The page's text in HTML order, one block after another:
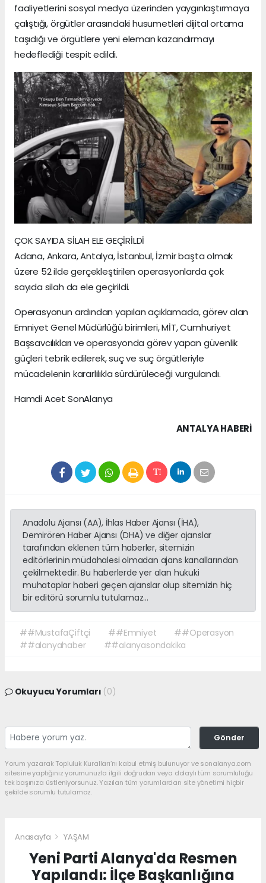
faaliyetlerini sosyal medya üzerinden yaygınlaştırmaya
çalıştığı, örgütler arasındaki husumetleri dijital ortama
taşıdığı ve örgütlere yeni eleman kazandırmayı
hedeflediği tespit edildi.
ÇOK SAYIDA SİLAH ELE GEÇİRİLDİ
Adana, Ankara, Antalya, İstanbul, İzmir başta olmak
üzere 52 ilde gerçekleştirilen operasyonlarda çok
sayıda silah da ele geçirildi.
Operasyonun ardından yapılan açıklamada, görev alan
Emniyet Genel Müdürlüğü birimleri, MİT, Cumhuriyet
Başsavcılıkları ve operasyonda görev yapan güvenlik
güçleri tebrik edilerek, suç ve suç örgütleriyle
mücadelenin kararlılıkla sürdürüleceği vurgulandı.
Hamdi Acet SonAlanya
ANTALYA HABERİ
Anadolu Ajansı (AA), İhlas Haber Ajansı (İHA),
Demirören Haber Ajansı (DHA) ve diğer ajanslar
tarafından eklenen tüm haberler, sitemizin
editörlerinin müdahalesi olmadan ajans kanallarından
çekilmektedir. Bu haberlerde yer alan hukuki
muhataplar haberi geçen ajanslar olup sitemizin hiç
bir editörü sorumlu tutulamaz...
##MustafaÇiftçi ##Emniyet
##Operasyon
##alanyahaber
##alanyasondakika
Okuyucu Yorumları (0)
Gönder
Yorum yazarak Topluluk Kuralları’nı kabul etmiş bulunuyor ve sonalanya.com
sitesine yaptığınız yorumunuzla ilgili doğrudan veya dolaylı tüm sorumluluğu
tek başınıza üstleniyorsunuz. Yazılan tüm yorumlardan site yönetimi hiçbir
şekilde sorumlu tutulamaz.
Anasayfa YAŞAM
Yeni Parti Alanya'da Resmen
Yapılandı: İlçe Başkanlığına